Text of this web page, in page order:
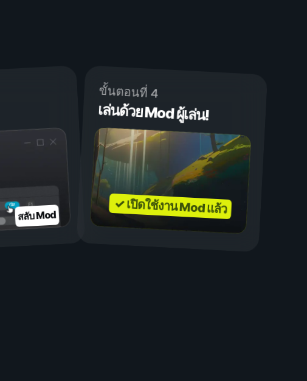
เปิด
สลับ Mod
ขั้นตอนที่ 4
เล่นด้วย Mod ผู้เล่น!
✓ เปิดใช้งาน Mod แล้ว